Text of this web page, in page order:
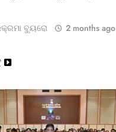
ବ୍ୟୁରୋ
2 months ago